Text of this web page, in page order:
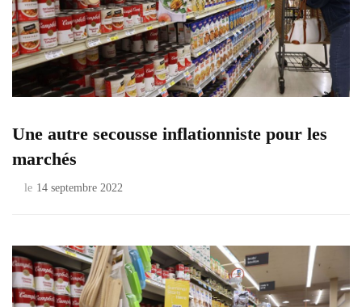
Une autre secousse inflationniste pour les
marchés
le 14 septembre 2022